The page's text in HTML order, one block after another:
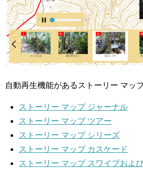
自動再生機能があるストーリー マッ
ストーリー マップ ジャーナル
ストーリー マップ ツアー
ストーリー マップ シリーズ
ストーリー マップ カスケード
ストーリー マップ スワイプおよ